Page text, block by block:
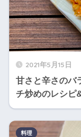
2021年5月15日
甘さと辛さのバ
チ炒めのレシピ
料理